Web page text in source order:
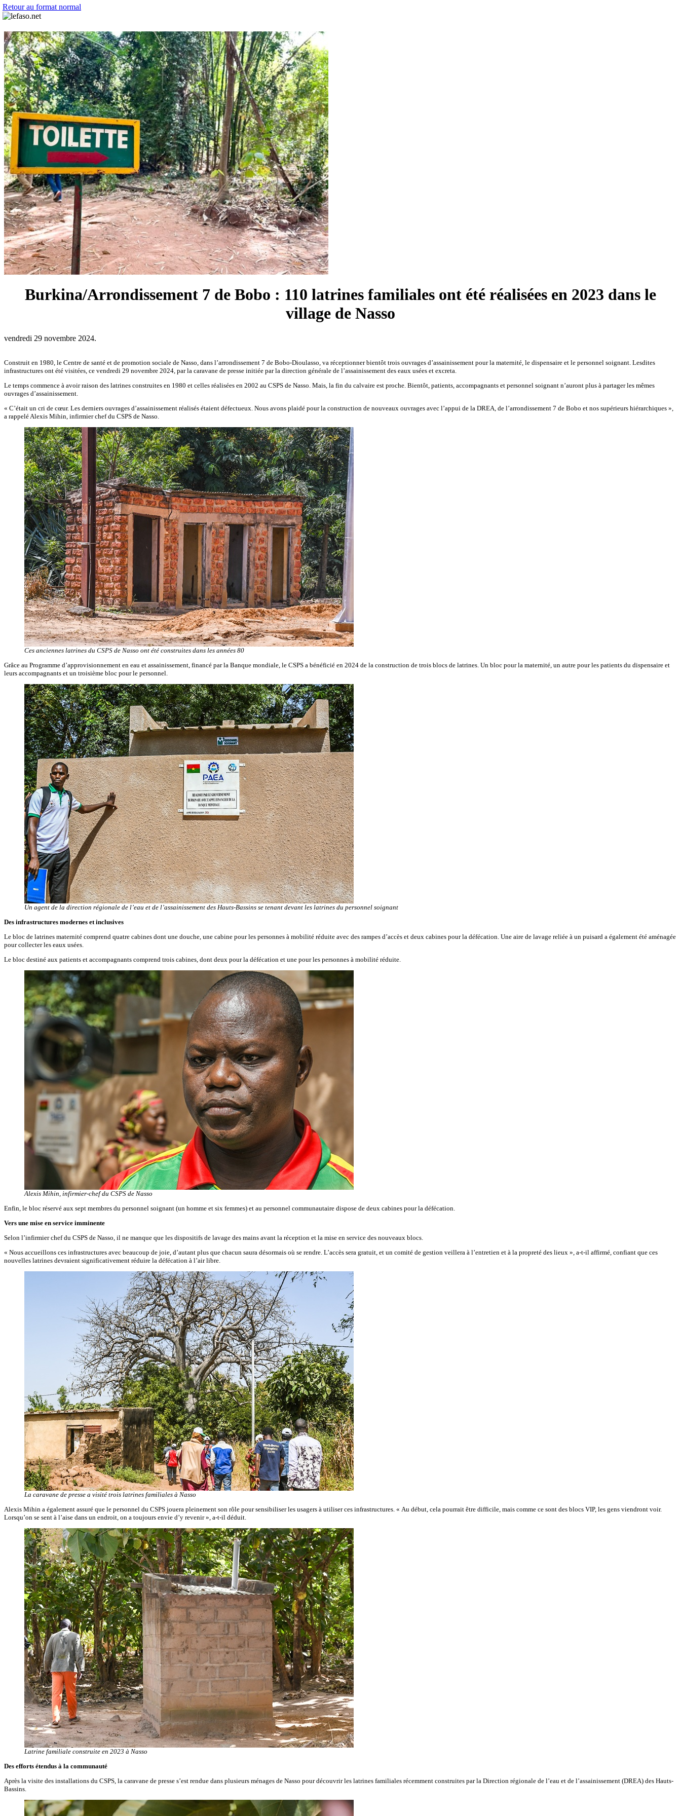
Retour au format normal
Burkina/Arrondissement 7 de Bobo : 110 latrines familiales ont été réalisées en 2023 dans le
village de Nasso
vendredi 29 novembre 2024.
Construit en 1980, le Centre de santé et de promotion sociale de Nasso, dans l’arrondissement 7 de Bobo-Dioulasso, va réceptionner bientôt trois ouvrages d’assainissement pour la maternité, le dispensaire et le personnel soignant. Lesdites
infrastructures ont été visitées, ce vendredi 29 novembre 2024, par la caravane de presse initiée par la direction générale de l’assainissement des eaux usées et excreta.
Le temps commence à avoir raison des latrines construites en 1980 et celles réalisées en 2002 au CSPS de Nasso. Mais, la fin du calvaire est proche. Bientôt, patients, accompagnants et personnel soignant n’auront plus à partager les mêmes
ouvrages d’assainissement.
« C’était un cri de cœur. Les derniers ouvrages d’assainissement réalisés étaient défectueux. Nous avons plaidé pour la construction de nouveaux ouvrages avec l’appui de la DREA, de l’arrondissement 7 de Bobo et nos supérieurs hiérarchiques »,
a rappelé Alexis Mihin, infirmier chef du CSPS de Nasso.
Ces anciennes latrines du CSPS de Nasso ont été construites dans les années 80
Grâce au Programme d’approvisionnement en eau et assainissement, financé par la Banque mondiale, le CSPS a bénéficié en 2024 de la construction de trois blocs de latrines. Un bloc pour la maternité, un autre pour les patients du dispensaire et
leurs accompagnants et un troisième bloc pour le personnel.
Un agent de la direction régionale de l’eau et de l’assainissement des Hauts-Bassins se tenant devant les latrines du personnel soignant
Des infrastructures modernes et inclusives
Le bloc de latrines maternité comprend quatre cabines dont une douche, une cabine pour les personnes à mobilité réduite avec des rampes d’accès et deux cabines pour la défécation. Une aire de lavage reliée à un puisard a également été aménagée
pour collecter les eaux usées.
Le bloc destiné aux patients et accompagnants comprend trois cabines, dont deux pour la défécation et une pour les personnes à mobilité réduite.
Alexis Mihin, infirmier-chef du CSPS de Nasso
Enfin, le bloc réservé aux sept membres du personnel soignant (un homme et six femmes) et au personnel communautaire dispose de deux cabines pour la défécation.
Vers une mise en service imminente
Selon l’infirmier chef du CSPS de Nasso, il ne manque que les dispositifs de lavage des mains avant la réception et la mise en service des nouveaux blocs.
« Nous accueillons ces infrastructures avec beaucoup de joie, d’autant plus que chacun saura désormais où se rendre. L’accès sera gratuit, et un comité de gestion veillera à l’entretien et à la propreté des lieux », a-t-il affirmé, confiant que ces
nouvelles latrines devraient significativement réduire la défécation à l’air libre.
La caravane de presse a visité trois latrines familiales à Nasso
Alexis Mihin a également assuré que le personnel du CSPS jouera pleinement son rôle pour sensibiliser les usagers à utiliser ces infrastructures. « Au début, cela pourrait être difficile, mais comme ce sont des blocs VIP, les gens viendront voir.
Lorsqu’on se sent à l’aise dans un endroit, on a toujours envie d’y revenir », a-t-il déduit.
Latrine familiale construite en 2023 à Nasso
Des efforts étendus à la communauté
Après la visite des installations du CSPS, la caravane de presse s’est rendue dans plusieurs ménages de Nasso pour découvrir les latrines familiales récemment construites par la Direction régionale de l’eau et de l’assainissement (DREA) des Hauts-
Bassins.